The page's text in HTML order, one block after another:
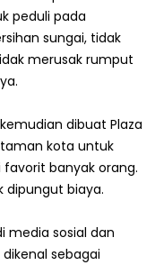
peduli pada
sungai, tidak
merusak rumput
dibuat Plaza
taman kota untuk
banyak orang.
dipungut biaya.
media sosial dan
sebagai